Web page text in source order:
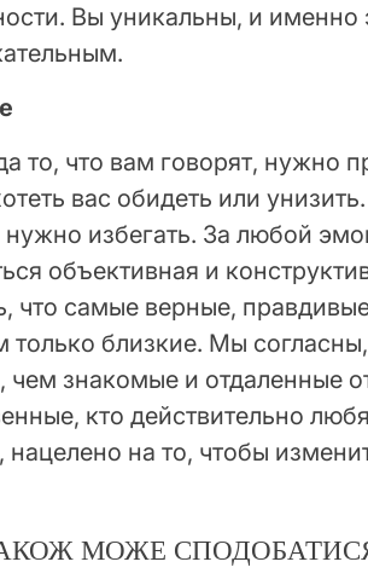
Вы уникальны, и именно
то, что вам говорят, нужно
вас обидеть или
нужно избегать. За любой
объективная и
что самые верные,
только близкие. Мы
чем знакомые и отдаленные
кто действительно
нацелено на то, чтобы
МОЖЕ